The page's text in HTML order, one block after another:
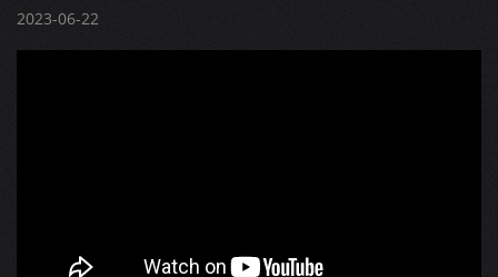
2023-06-22